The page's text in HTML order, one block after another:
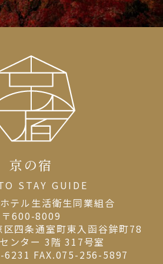
京の宿
STAY GUIDE
テル⽣活衛⽣同業組合
〒600-8009
四条通室町東入函谷鉾町78
ンター 3階 317号室
FAX.075-256-5897